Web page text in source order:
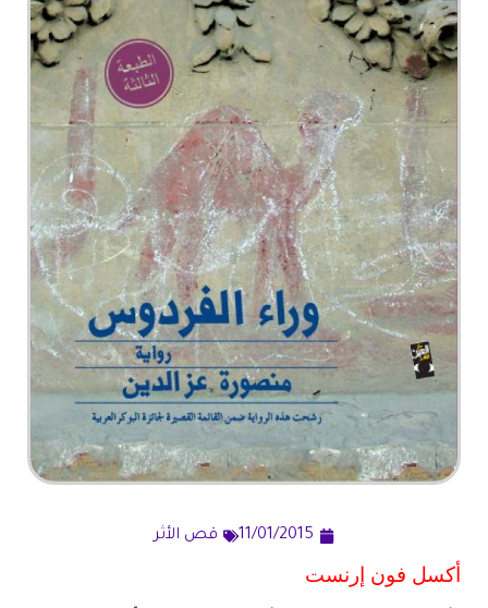
11/01/2015 قص الأثر
أكسل فون إرنست